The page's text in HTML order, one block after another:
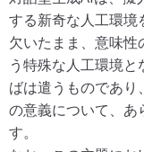
前田貴記, 古茶大
精神病理－一級症
915-921, 2009. （
arch/bo01/
前田貴記,鹿島晴
症における具象化
inclusion）.
する新奇な人工環境
欠いたまま、意味
う特殊な人工環境
ばは遣うものであり
の意義について、あ
す。